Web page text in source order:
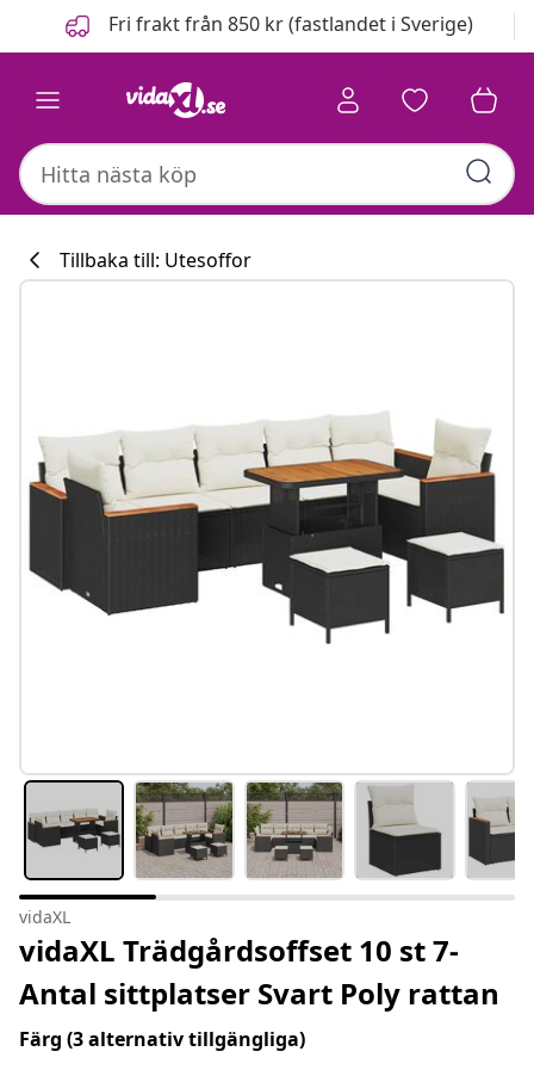
FöregåendeFri frakt från 850 kr (fastlandet i Sverige)
Tillbaka till: Utesoffor
vidaXL
vidaXL Trädgårdsoffset 10 st 7-
Antal sittplatser Svart Poly rattan
Färg (3 alternativ tillgängliga)